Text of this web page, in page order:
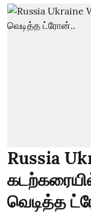
Russia
வெடித்த